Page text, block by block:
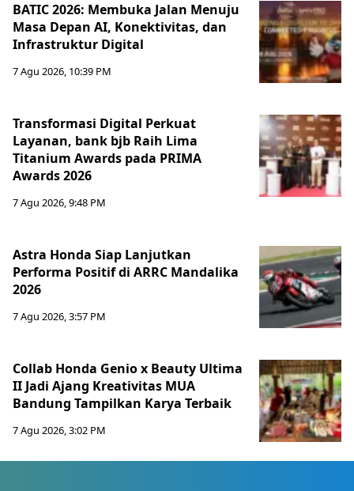
BATIC 2026: Membuka Jalan Menuju
Masa Depan AI, Konektivitas, dan
Infrastruktur Digital
7 Agu 2026, 10:39 PM
Transformasi Digital Perkuat
Layanan, bank bjb Raih Lima
Titanium Awards pada PRIMA
Awards 2026
7 Agu 2026, 9:48 PM
Astra Honda Siap Lanjutkan
Performa Positif di ARRC Mandalika
2026
7 Agu 2026, 3:57 PM
Collab Honda Genio x Beauty Ultima
II Jadi Ajang Kreativitas MUA
Bandung Tampilkan Karya Terbaik
7 Agu 2026, 3:02 PM